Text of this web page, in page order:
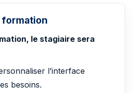
le stagiaire sera
l’interface
besoins.